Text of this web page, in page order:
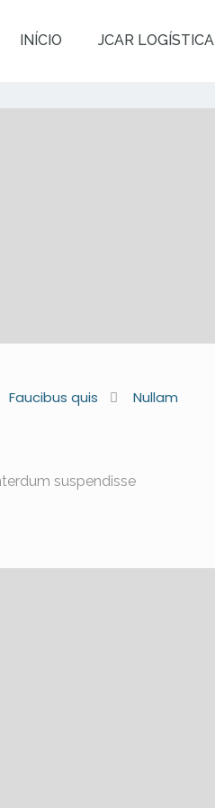
INÍCIO JCAR LOGÍSTICA
Faucibus quis Nullam
suspendisse